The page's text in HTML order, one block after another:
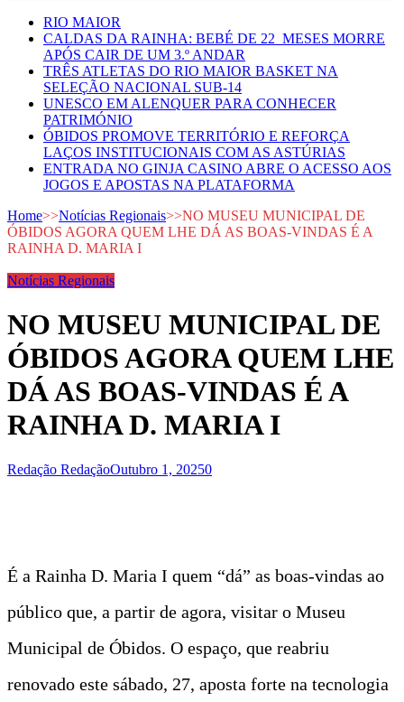
RIO MAIOR
CALDAS DA RAINHA: BEBÉ DE 22 MESES MORRE
APÓS CAIR DE UM 3.º ANDAR
TRÊS ATLETAS DO RIO MAIOR BASKET NA
SELEÇÃO NACIONAL SUB-14
UNESCO EM ALENQUER PARA CONHECER
PATRIMÓNIO
ÓBIDOS PROMOVE TERRITÓRIO E REFORÇA
LAÇOS INSTITUCIONAIS COM AS ASTÚRIAS
ENTRADA NO GINJA CASINO ABRE O ACESSO AOS
JOGOS E APOSTAS NA PLATAFORMA
Home>>Notícias Regionais>>NO MUSEU MUNICIPAL DE
ÓBIDOS AGORA QUEM LHE DÁ AS BOAS-VINDAS É A
RAINHA D. MARIA I
Notícias Regionais
NO MUSEU MUNICIPAL DE
ÓBIDOS AGORA QUEM LHE
DÁ AS BOAS-VINDAS É A
RAINHA D. MARIA I
Redação RedaçãoOutubro 1, 20250
É a Rainha D. Maria I quem “dá” as boas-vindas ao
público que, a partir de agora, visitar o Museu
Municipal de Óbidos. O espaço, que reabriu
renovado este sábado, 27, aposta forte na tecnologia